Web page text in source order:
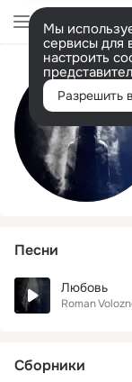
Мы
сервисы для
настроить
Разрешить
Песни
Любовь
Roman
Сборники